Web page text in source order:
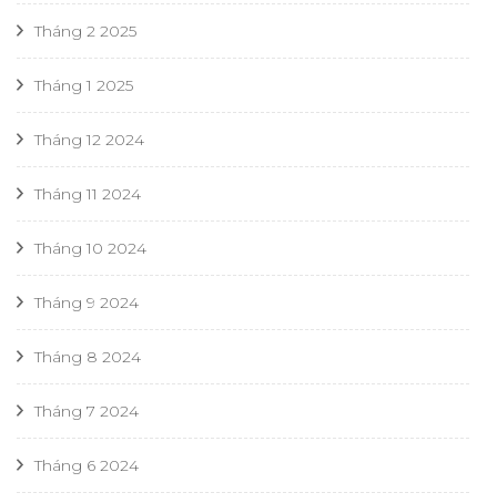
Tháng 2 2025
Tháng 1 2025
Tháng 12 2024
Tháng 11 2024
Tháng 10 2024
Tháng 9 2024
Tháng 8 2024
Tháng 7 2024
Tháng 6 2024